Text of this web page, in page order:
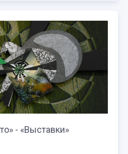
- «Выставки»